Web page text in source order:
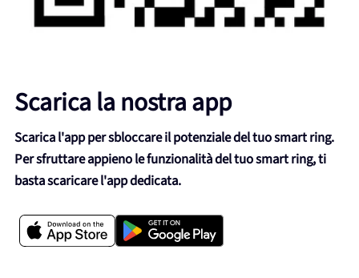
Scarica la nostra app
Scarica l'app per sbloccare il potenziale del tuo smart ring.
Per sfruttare appieno le funzionalità del tuo smart ring, ti
basta scaricare l'app dedicata.